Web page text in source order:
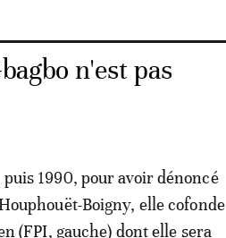
n'est pas
1990, pour avoir dénoncé
Boigny, elle cofonde
(FPI, gauche) dont elle sera